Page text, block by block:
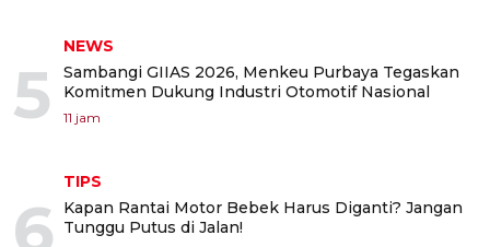
5
NEWS
Sambangi GIIAS 2026, Menkeu Purbaya Tegaskan
Komitmen Dukung Industri Otomotif Nasional
11 jam
6
TIPS
Kapan Rantai Motor Bebek Harus Diganti? Jangan
Tunggu Putus di Jalan!